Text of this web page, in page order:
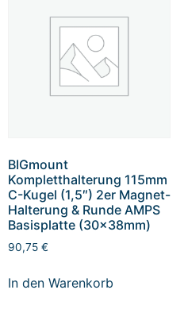
BIGmount
Kompletthalterung 115mm
C-Kugel (1,5″) 2er Magnet-
Halterung & Runde AMPS
Basisplatte (30x38mm)
90,75 €
In den Warenkorb